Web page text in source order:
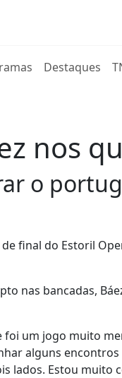
Destaques
nos
o
final do Estoril
nas bancadas,
foi um jogo muito
alguns
lados. Estou muito